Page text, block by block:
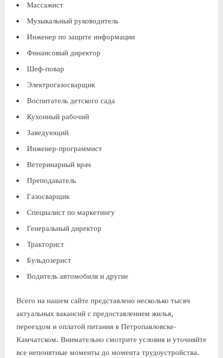
Массажист
Музыкальный руководитель
Инженер по защите информации
Финансовый директор
Шеф-повар
Электрогазосварщик
Воспитатель детского сада
Кухонный рабочий
Заведующий
Инженер-программист
Ветеринарный врач
Преподаватель
Газосварщик
Специалист по маркетингу
Генеральный директор
Тракторист
Бульдозерист
Водитель автомобиля и другие
Всего на нашем сайте представлено несколько тысяч
актуальных вакансий с предоставлением жилья,
переездом и оплатой питания в Петропавловске-
Камчатском. Внимательно смотрите условия и уточняйте
все непонятные моменты до момента трудоустройства.